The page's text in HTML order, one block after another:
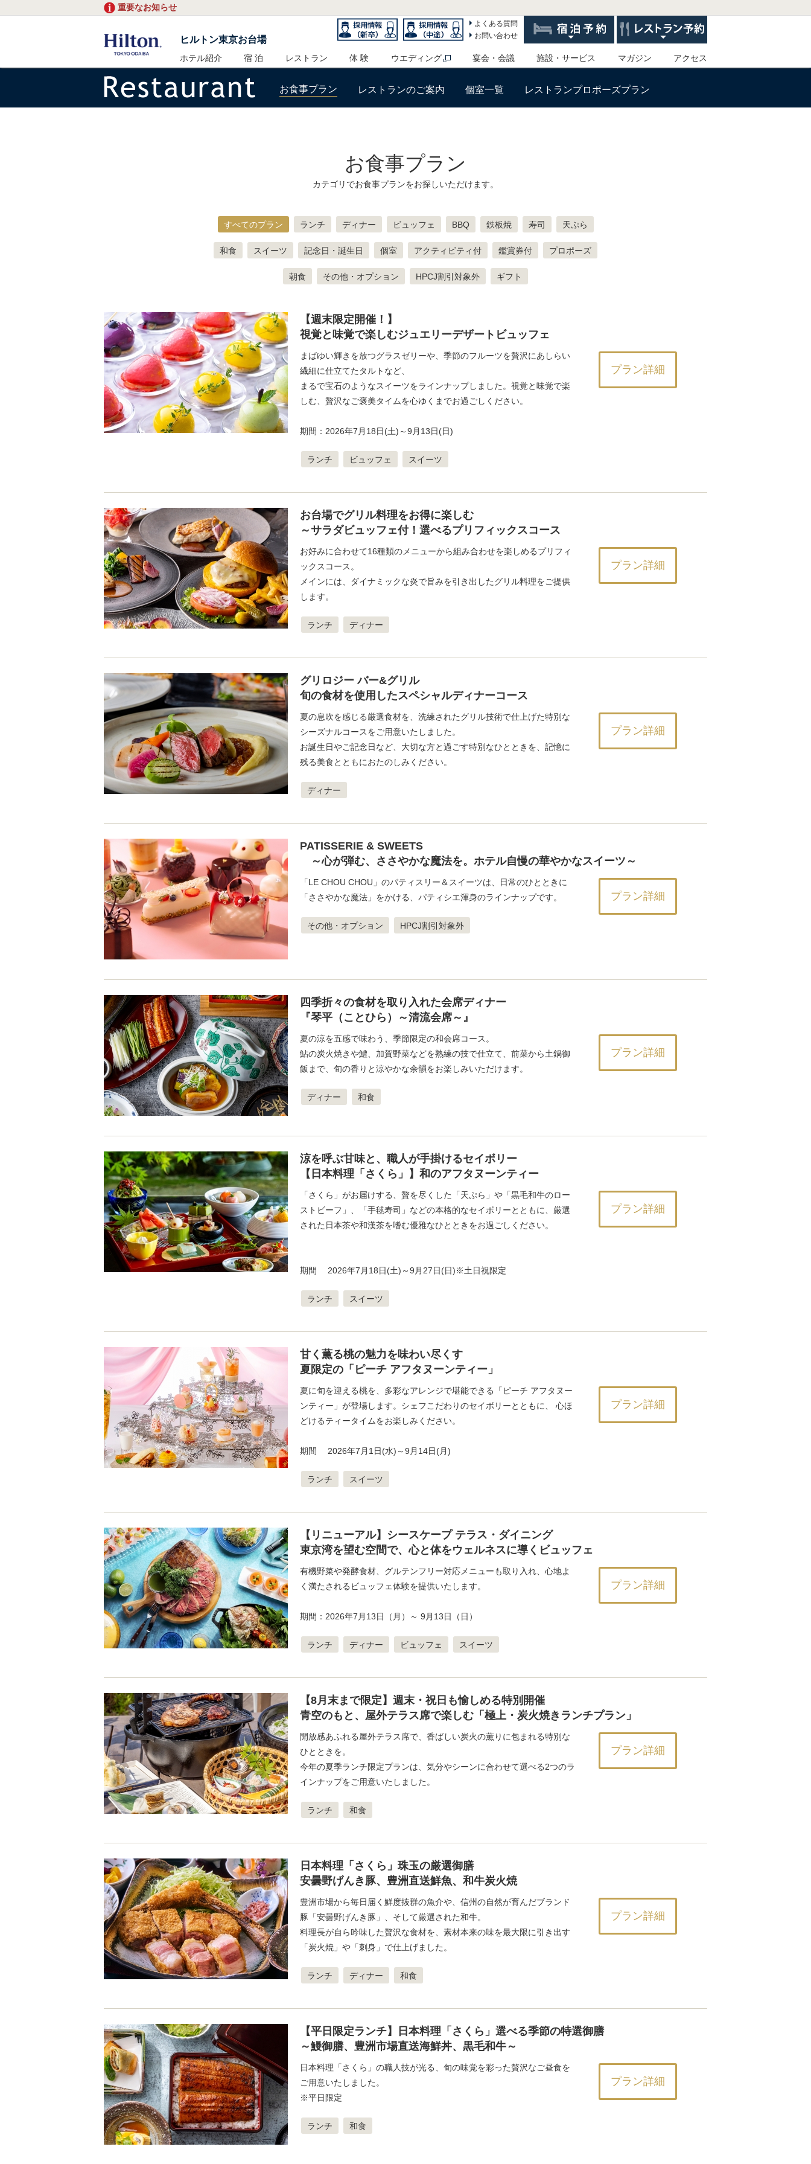
重要なお知らせ
ヒルトン東京お台場
よくある質問
お問い合わせ
ホテル紹介 宿 泊 レストラン 体 験 ウエディング 宴会・会議 施設・サービス マガジン アクセス
お食事プラン レストランのご案内 個室一覧 レストランプロポーズプラン
お食事プラン
カテゴリでお食事プランをお探しいただけます。
すべてのプラン ランチ ディナー ビュッフェ BBQ 鉄板焼 寿司 天ぷら
和食 スイーツ 記念日・誕生日 個室 アクティビティ付 鑑賞券付 プロポーズ
朝食 その他・オプション HPCJ割引対象外 ギフト
【週末限定開催！】
視覚と味覚で楽しむジュエリーデザートビュッフェ
まばゆい輝きを放つグラスゼリーや、季節のフルーツを贅沢にあしらい
繊細に仕立てたタルトなど、
まるで宝石のようなスイーツをラインナップしました。視覚と味覚で楽
しむ、贅沢なご褒美タイムを心ゆくまでお過ごしください。
期間：2026年7月18日(土)～9月13日(日)
ランチ ビュッフェ スイーツ
プラン詳細
お台場でグリル料理をお得に楽しむ
～サラダビュッフェ付！選べるプリフィックスコース
お好みに合わせて16種類のメニューから組み合わせを楽しめるプリフィ
ックスコース。
メインには、ダイナミックな炎で旨みを引き出したグリル料理をご提供
します。
ランチ ディナー
プラン詳細
グリロジー バー&グリル
旬の食材を使用したスペシャルディナーコース
夏の息吹を感じる厳選食材を、洗練されたグリル技術で仕上げた特別な
シーズナルコースをご用意いたしました。
お誕生日やご記念日など、大切な方と過ごす特別なひとときを、記憶に
残る美食とともにおたのしみください。
ディナー
プラン詳細
PATISSERIE & SWEETS
～心が弾む、ささやかな魔法を。ホテル自慢の華やかなスイーツ～
「LE CHOU CHOU」のパティスリー＆スイーツは、日常のひとときに
「ささやかな魔法」をかける、パティシエ渾身のラインナップです。
その他・オプション HPCJ割引対象外
プラン詳細
四季折々の食材を取り入れた会席ディナー
『琴平（ことひら）～清流会席～』
夏の涼を五感で味わう、季節限定の和会席コース。
鮎の炭火焼きや鱧、加賀野菜などを熟練の技で仕立て、前菜から土鍋御
飯まで、旬の香りと涼やかな余韻をお楽しみいただけます。
ディナー 和食
プラン詳細
涼を呼ぶ甘味と、職人が手掛けるセイボリー
【日本料理「さくら」】和のアフタヌーンティー
「さくら」がお届けする、贅を尽くした「天ぷら」や「黒毛和牛のロー
ストビーフ」、「手毬寿司」などの本格的なセイボリーとともに、厳選
された日本茶や和漢茶を嗜む優雅なひとときをお過ごしください。
期間 2026年7月18日(土)～9月27日(日)※土日祝限定
ランチ スイーツ
プラン詳細
甘く薫る桃の魅力を味わい尽くす
夏限定の「ピーチ アフタヌーンティー」
夏に旬を迎える桃を、多彩なアレンジで堪能できる「ピーチ アフタヌー
ンティー」が登場します。シェフこだわりのセイボリーとともに、 心ほ
どけるティータイムをお楽しみください。
期間 2026年7月1日(水)～9月14日(月)
ランチ スイーツ
プラン詳細
【リニューアル】シースケープ テラス・ダイニング
東京湾を望む空間で、心と体をウェルネスに導くビュッフェ
有機野菜や発酵食材、グルテンフリー対応メニューも取り入れ、心地よ
く満たされるビュッフェ体験を提供いたします。
期間：2026年7月13日（月）～ 9月13日（日）
ランチ ディナー ビュッフェ スイーツ
プラン詳細
【8月末まで限定】週末・祝日も愉しめる特別開催
青空のもと、屋外テラス席で楽しむ「極上・炭火焼きランチプラン」
開放感あふれる屋外テラス席で、香ばしい炭火の薫りに包まれる特別な
ひとときを。
今年の夏季ランチ限定プランは、気分やシーンに合わせて選べる2つのラ
インナップをご用意いたしました。
ランチ 和食
プラン詳細
日本料理「さくら」珠玉の厳選御膳
安曇野げんき豚、豊洲直送鮮魚、和牛炭火焼
豊洲市場から毎日届く鮮度抜群の魚介や、信州の自然が育んだブランド
豚「安曇野げんき豚」、そして厳選された和牛。
料理長が自ら吟味した贅沢な食材を、素材本来の味を最大限に引き出す
「炭火焼」や「刺身」で仕上げました。
ランチ ディナー 和食
プラン詳細
【平日限定ランチ】日本料理「さくら」選べる季節の特選御膳
～鰻御膳、豊洲市場直送海鮮丼、黒毛和牛～
日本料理「さくら」の職人技が光る、旬の味覚を彩った贅沢なご昼食を
ご用意いたしました。
※平日限定
ランチ 和食
プラン詳細